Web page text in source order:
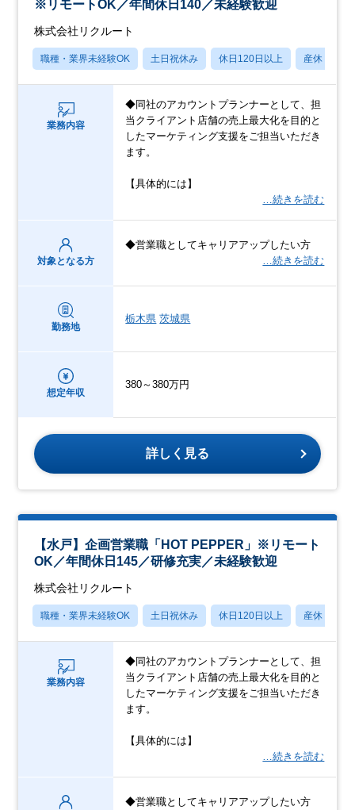
※リモートOK／年間休日140／未経験歓迎
株式会社リクルート
職種・業界未経験OK 土日祝休み 休日120日以上 産休・育休
業務内容
◆同社のアカウントプランナーとして、担
当クライアント店舗の売上最大化を目的と
したマーケティング支援をご担当いただき
ます。
【具体的には】
…続きを読む
対象となる方
◆営業職としてキャリアアップしたい方
…続きを読む
勤務地
栃木県 茨城県
想定年収
380～380万円
詳しく見る
【水戸】企画営業職「HOT PEPPER」※リモート
OK／年間休日145／研修充実／未経験歓迎
株式会社リクルート
職種・業界未経験OK 土日祝休み 休日120日以上 産休・育休
業務内容
◆同社のアカウントプランナーとして、担
当クライアント店舗の売上最大化を目的と
したマーケティング支援をご担当いただき
ます。
【具体的には】
…続きを読む
◆営業職としてキャリアアップしたい方